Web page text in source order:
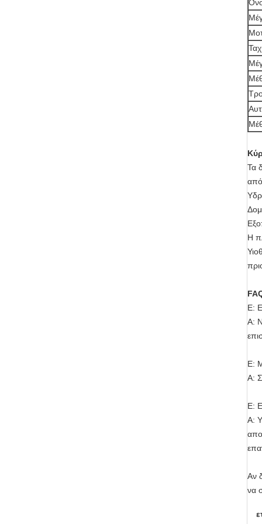
Τα
από
Η
Ε:
Α:
Ε:
Α:
Ε:
Α:
Αν
να